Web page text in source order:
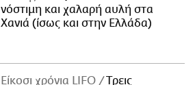
νόστιμη και χαλαρή αυλή στα
Χανιά (ίσως και στην Ελλάδα)
Είκοσι χρόνια LIFO
Tρεις